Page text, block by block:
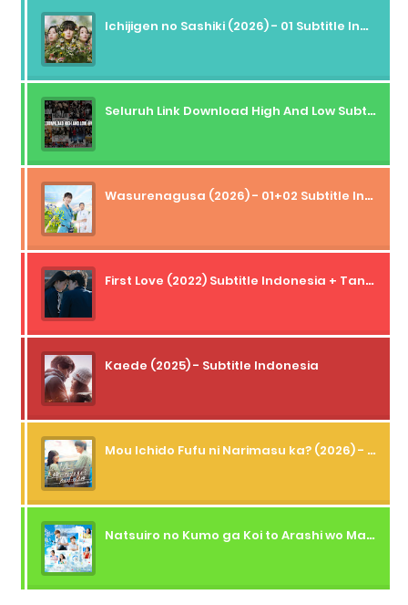
Ichijigen no Sashiki (2026) - 01 Subtitle Indonesia
Seluruh Link Download High And Low Subtitle Indonesia
Wasurenagusa (2026) - 01+02 Subtitle Indonesia
First Love (2022) Subtitle Indonesia + Tanpa Iklan + Streaming + 1080p
Kaede (2025) - Subtitle Indonesia
Mou Ichido Fufu ni Narimasu ka? (2026) - 01 Subtitle Indonesia
Natsuiro no Kumo ga Koi to Arashi wo Makiokosu (2026) - 01 Subtitle Indonesia